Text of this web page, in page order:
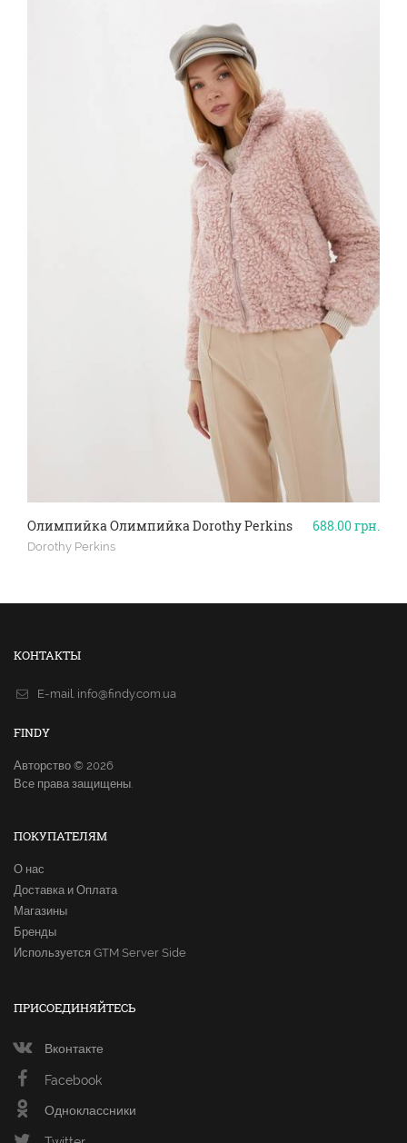
688.00грн.
Олимпийка Олимпийка Dorothy Perkins
Dorothy Perkins
КОНТАКТЫ
E-mail. info@findy.com.ua
FINDY
Авторство © 2026
Все права защищены.
ПОКУПАТЕЛЯМ
О нас
Доставка и Оплата
Магазины
Бренды
Используется GTM Server Side
ПРИСОЕДИНЯЙТЕСЬ
Вконтакте
Facebook
Одноклассники